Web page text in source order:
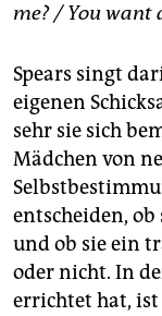
me? / You want
Spears singt
eigenen
sehr sie sich
Mädchen von
entscheiden, ob
und ob sie ein
oder nicht. In
errichtet hat, ist